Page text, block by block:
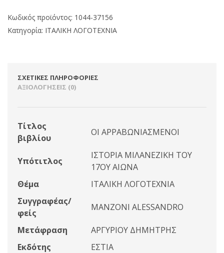
Κωδικός προϊόντος: 1044-37156
Κατηγορία: ΙΤΑΛΙΚΗ ΛΟΓΟΤΕΧΝΙΑ
ΣΧΕΤΙΚΈΣ ΠΛΗΡΟΦΟΡΊΕΣ
ΑΞΙΟΛΟΓΉΣΕΙΣ (0)
Τίτλος
βιβλίου
ΟΙ ΑΡΡΑΒΩΝΙΑΣΜΕΝΟΙ
Υπότιτλος
ΙΣΤΟΡΙΑ ΜΙΛΑΝΕΖΙΚΗ ΤΟΥ
17ΟΥ ΑΙΩΝΑ
Θέμα
ΙΤΑΛΙΚΗ ΛΟΓΟΤΕΧΝΙΑ
Συγγραφέας/
φείς
MANZONI ALESSANDRO
Μετάφραση
ΑΡΓΥΡΙΟΥ ΔΗΜΗΤΡΗΣ
Εκδότης
ΕΣΤΙΑ